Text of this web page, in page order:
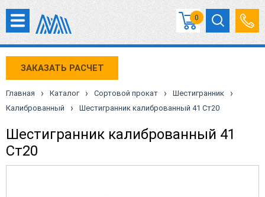
0
ЗАКАЗАТЬ РАСЧЕТ
Главная › Каталог › Сортовой прокат › Шестигранник ›
Калиброванный › Шестигранник калиброванный 41 Ст20
Шестигранник калиброванный 41
Ст20